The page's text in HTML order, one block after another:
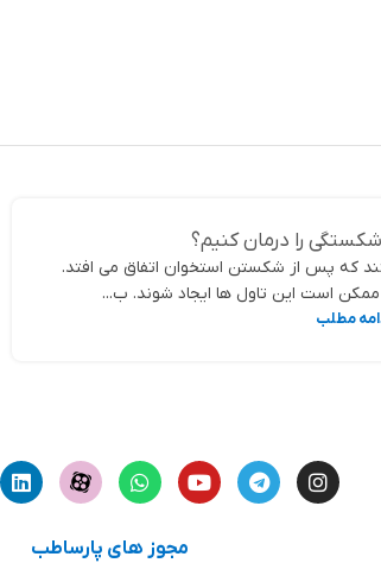
را درمان کنیم؟
که پس از شکستن استخوان اتفاق می افتد.
است این تاول ها ایجاد شوند. ب...
مطلب
مجوز های پارساطب